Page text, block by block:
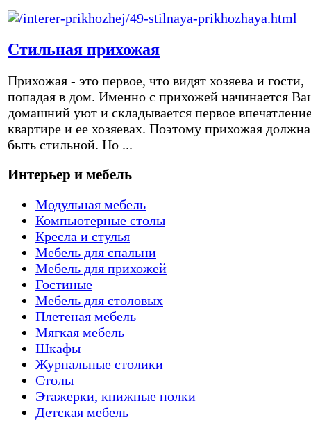
Стильная прихожая
Прихожая - это первое, что видят хозяева и гости,
попадая в дом. Именно с прихожей начинается
домашний уют и складывается первое
квартире и ее хозяевах. Поэтому прихожая должна
быть стильной. Но ...
Интерьер и мебель
Модульная мебель
Компьютерные столы
Кресла и стулья
Мебель для спальни
Мебель для прихожей
Гостиные
Мебель для столовых
Плетеная мебель
Мягкая мебель
Шкафы
Журнальные столики
Столы
Этажерки, книжные полки
Детская мебель